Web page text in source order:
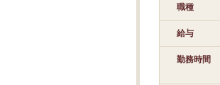
職種
給与
勤務時間